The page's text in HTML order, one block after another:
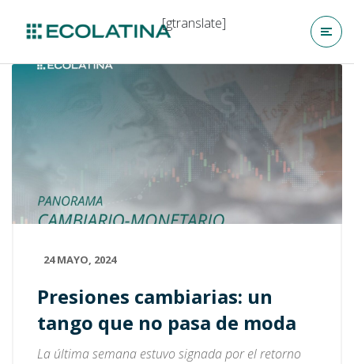
[gtranslate]
24 MAYO, 2024
Presiones cambiarias: un
tango que no pasa de moda
La última semana estuvo signada por el retorno